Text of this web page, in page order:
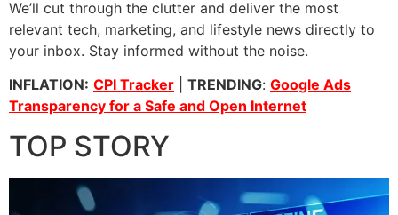
We’ll cut through the clutter and deliver the most
relevant tech, marketing, and lifestyle news directly to
your inbox. Stay informed without the noise.
INFLATION: CPI Tracker TRENDING: Google Ads
Transparency for a Safe and Open Internet
TOP STORY